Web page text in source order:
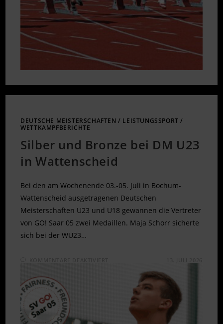
DEUTSCHE MEISTERSCHAFTEN / LEISTUNGSSPORT /
WETTKAMPFBERICHTE
Silber und Bronze bei DM U23
in Wattenscheid
Bei den am Wochenende 03.-05. Juli in Bochum-
Wattenscheid ausgetragenen Deutschen
Meisterschaften U23 und U18 gewannen die Vertreter
von GO! Saar 05 zwei Medaillen. Maja Schorr sicherte
sich bei der WU23…
WATTENSCHEID